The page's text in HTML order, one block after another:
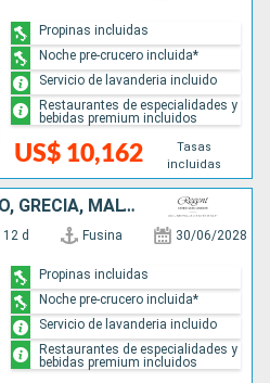
US$ 10,162
Tasas
incluidas
Propinas incluidas
Noche pre-crucero incluida*
Servicio de lavanderia incluido
Restaurantes de especialidades y
bebidas premium incluidos
CROACIA, MONTENEGRO, GRECIA, MALTA, ITALIA
12 d Fusina 30/06/2028
Propinas incluidas
Noche pre-crucero incluida*
Servicio de lavanderia incluido
Restaurantes de especialidades y
bebidas premium incluidos